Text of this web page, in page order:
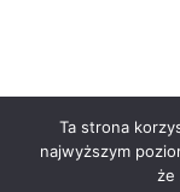
Ta strona
najwyższym
że